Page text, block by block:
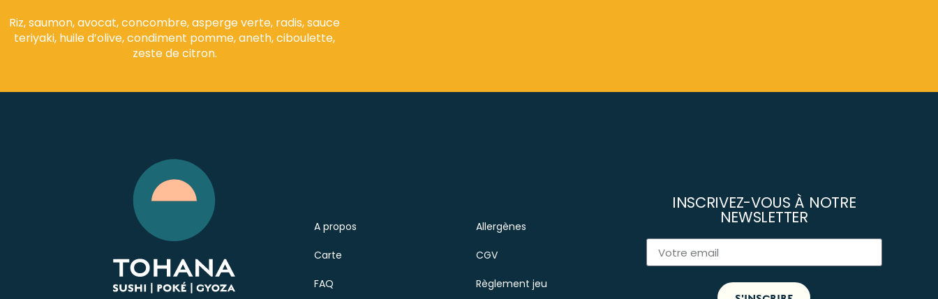
Riz, saumon, avocat, concombre, asperge verte, radis, sauce
teriyaki, huile d’olive, condiment pomme, aneth, ciboulette,
zeste de citron.
A propos
Carte
FAQ
Allergènes
CGV
Règlement jeu
INSCRIVEZ-VOUS À NOTRE
NEWSLETTER